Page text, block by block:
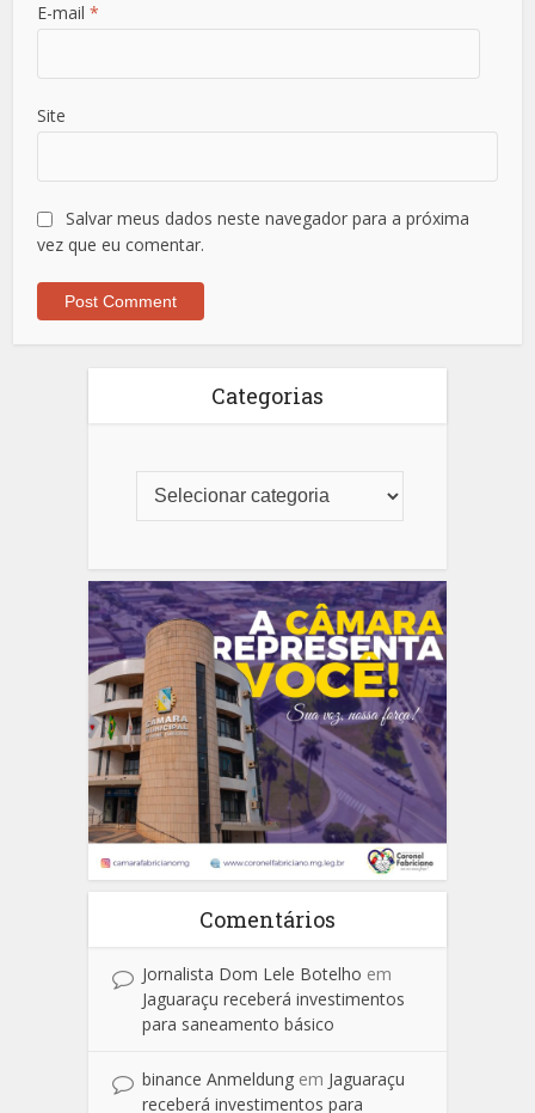
E-mail*
Site
Salvar meus dados neste navegador para a próxima
vez que eu comentar.
Categorias
Comentários
Jornalista Dom Lele Botelho em
Jaguaraçu receberá investimentos
para saneamento básico
binance Anmeldung em Jaguaraçu
receberá investimentos para